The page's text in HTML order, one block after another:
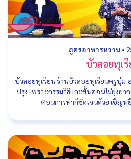
สูตรอาหารหวาน •
บัวลอยทุเ
บัวลอยทุเรียน ร้านบัวลอยทุเรียนครูบุ๋ม
ปรุง เพราะกรรมวิธีและขั้นตอนไม่ยุ่งย
ตอนการทำก็ชัดเจนด้วย เชิญห